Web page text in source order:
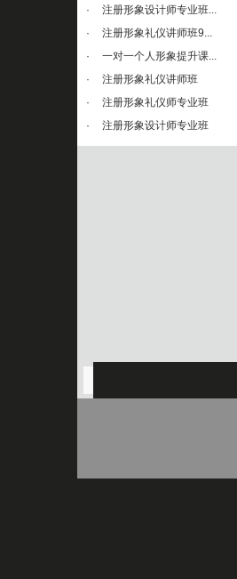
·
注册形象设计师专业班...
·
注册形象礼仪讲师班9...
·
一对一个人形象提升课...
·
注册形象礼仪讲师班
·
注册形象礼仪师专业班
·
注册形象设计师专业班